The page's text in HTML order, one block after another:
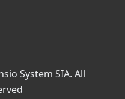
System SIA. All